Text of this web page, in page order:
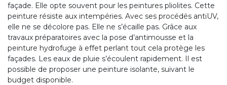
façade. Elle opte souvent pour les peintures pliolites. Cette
peinture résiste aux intempéries. Avec ses procédés antiUV,
elle ne se décolore pas. Elle ne s’écaille pas. Grâce aux
travaux préparatoires avec la pose d’antimousse et la
peinture hydrofuge à effet perlant tout cela protège les
façades. Les eaux de pluie s’écoulent rapidement. Il est
possible de proposer une peinture isolante, suivant le
budget disponible.